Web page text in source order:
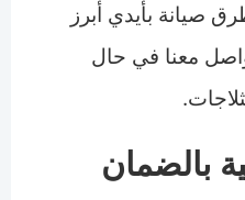
بأيدي أبرز
معنا في حال
بالضمان